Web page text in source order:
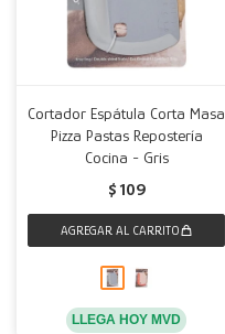
Cortador Espátula Corta Masa
Pizza Pastas Repostería
Cocina - Gris
$ 109
LLEGA HOY MVD